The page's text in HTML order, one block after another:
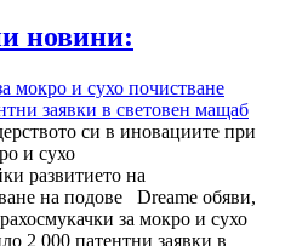
новини:
мокро и сухо почистване
заявки в световен мащаб
си в иновациите при
и сухо
развитието на
на подове Dreame обяви,
за мокро и сухо
2 000 патентни заявки в